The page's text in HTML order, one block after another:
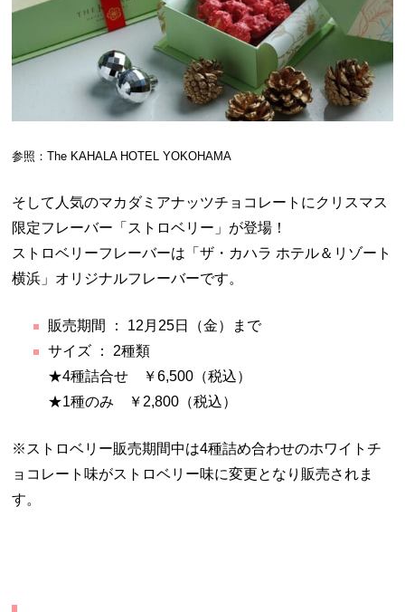
参照：The KAHALA HOTEL YOKOHAMA
そして人気のマカダミアナッツチョコレートにクリスマス
限定フレーバー「ストロベリー」が登場！
ストロベリーフレーバーは「ザ・カハラ ホテル＆リゾート
横浜」オリジナルフレーバーです。
販売期間 ： 12月25日（金）まで
サイズ ： 2種類
★4種詰合せ ￥6,500（税込）
★1種のみ ￥2,800（税込）
※ストロベリー販売期間中は4種詰め合わせのホワイトチ
ョコレート味がストロベリー味に変更となり販売されま
す。